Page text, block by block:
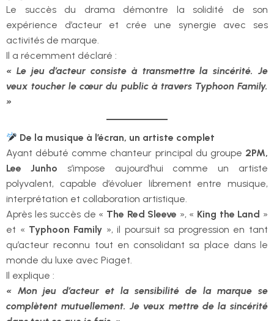
Le succès du drama démontre la solidité de son
expérience d’acteur et crée une synergie avec ses
activités de marque.
Il a récemment déclaré :
« Le jeu d’acteur consiste à transmettre la sincérité. Je
veux toucher le cœur du public à travers Typhoon Family.
»
De la musique à l’écran, un artiste complet
Ayant débuté comme chanteur principal du groupe 2PM,
Lee Junho s’impose aujourd’hui comme un artiste
polyvalent, capable d’évoluer librement entre musique,
interprétation et collaboration artistique.
Après les succès de « The Red Sleeve », « King the Land »
et « Typhoon Family », il poursuit sa progression en tant
qu’acteur reconnu tout en consolidant sa place dans le
monde du luxe avec Piaget.
Il explique :
« Mon jeu d’acteur et la sensibilité de la marque se
complètent mutuellement. Je veux mettre de la sincérité